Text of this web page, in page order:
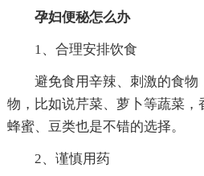
孕妇便秘怎么办
1、合理安排饮食
避免食用辛辣、刺激的食物
物，比如说芹菜、萝卜等蔬菜
蜂蜜、豆类也是不错的选择。
2、谨慎用药